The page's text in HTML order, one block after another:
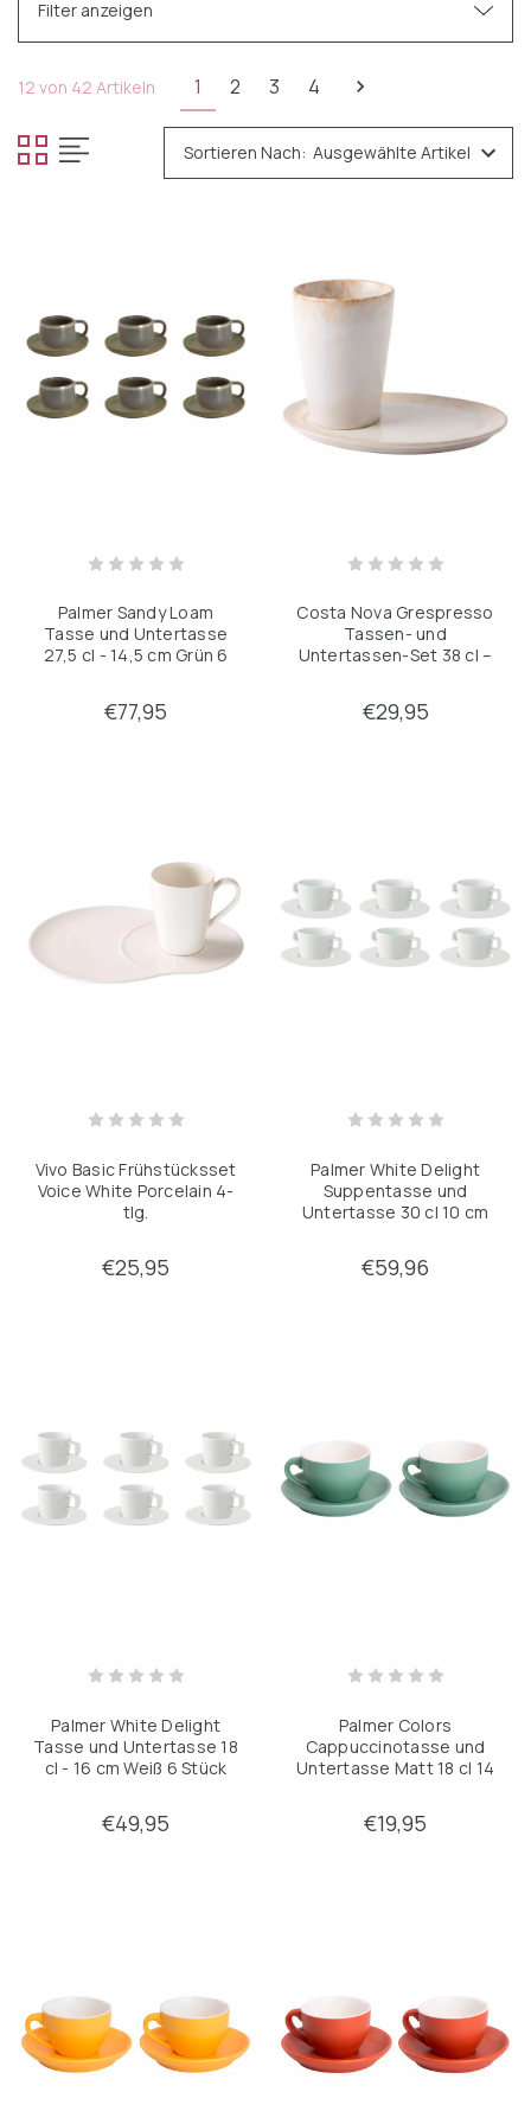
Filter anzeigen
Kategorien
Tassen & Becher
Flache Platten
Geschirrsets
Bestek
Pfannen
Verfeinern durch
12 von 42 Artikeln 1 2 3 4
Sortieren Nach:
Palmer Sandy Loam
Tasse und Untertasse
27,5 cl - 14,5 cm Grün 6
€77,95
Costa Nova Grespresso
Tassen- und
Untertassen-Set 38 cl –
€29,95
Vivo Basic Frühstücksset
Voice White Porcelain 4-
tlg.
€25,95
Palmer White Delight
Suppentasse und
Untertasse 30 cl 10 cm
€59,96
Palmer White Delight
Tasse und Untertasse 18
cl - 16 cm Weiß 6 Stück
€49,95
Palmer Colors
Cappuccinotasse und
Untertasse Matt 18 cl 14
€19,95